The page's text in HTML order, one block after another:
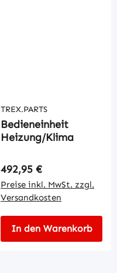
TREX.PARTS
Bedieneinheit
Heizung/Klima
Regulärer Preis:
492,95 €
Preise inkl. MwSt. zzgl.
Versandkosten
In den Warenkorb